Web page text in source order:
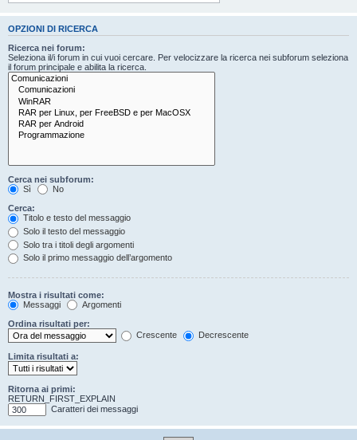
OPZIONI DI RICERCA
Ricerca nei forum:
Seleziona il/i forum in cui vuoi cercare. Per velocizzare la ricerca nei subforum seleziona
il forum principale e abilita la ricerca.
Cerca nei subforum:
Sì
No
Cerca:
Titolo e testo del messaggio
Solo il testo del messaggio
Solo tra i titoli degli argomenti
Solo il primo messaggio dell’argomento
Mostra i risultati come:
Messaggi
Argomenti
Ordina risultati per:
Crescente
Decrescente
Limita risultati a:
Ritorna ai primi:
RETURN_FIRST_EXPLAIN
Caratteri dei messaggi